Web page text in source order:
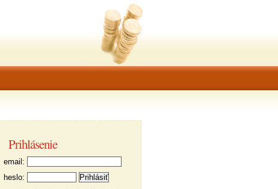
Prihlásenie
email:
heslo: